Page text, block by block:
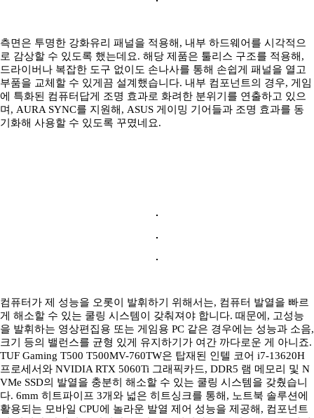
측면은 투명한 강화유리 패널을 적용해, 내부 하드웨어를 시각적으
로 감상할 수 있도록 했는데요. 해당 제품은 툴리스 구조를 적용해,
드라이버나 복잡한 도구 없이도 손나사를 통해 손쉽게 패널을 열고
부품을 교체할 수 있게끔 설계했습니다. 내부 컴포넌트의 경우, 게임
에 특화된 컴퓨터답게 조명 효과로 화려한 분위기를 연출하고 있으
며, AURA SYNC를 지원해, ASUS 게이밍 기어들과 조명 효과를 동
기화해 사용할 수 있도록 꾸몄네요.
컴퓨터가 제 성능을 오롯이 발휘하기 위해서는, 컴퓨터 발열을 빠르
게 해소할 수 있는 쿨링 시스템이 갖춰져야 합니다. 때문에, 고성능
을 발휘하는 영상편집용 또는 게임용 PC 같은 경우에는 성능과 소음,
크기 등의 밸런스를 균형 있게 유지하기가 여간 까다로운 게 아니죠.
TUF Gaming T500 T500MV-760TW은 탑재된 인텔 코어 i7-13620H
프로세서와 NVIDIA RTX 5060Ti 그래픽카드, DDR5 램 메모리 및 N
VMe SSD의 발열을 충분히 해소할 수 있는 쿨링 시스템을 갖췄습니
다. 6mm 히트파이프 3개와 넓은 히트싱크를 통해, 노트북 솔루션에
활용되는 모바일 CPU에 놀라운 발열 제어 성능을 제공해, 컴포넌트